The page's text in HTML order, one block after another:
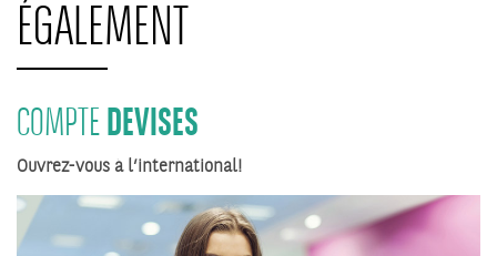
ÉGALEMENT
COMPTEDEVISES
Ouvrez-vous à l’international!